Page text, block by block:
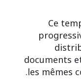
Ce
documents
les mêmes